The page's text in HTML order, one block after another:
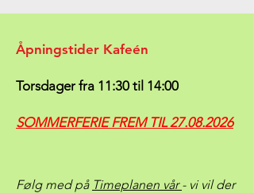
Åpningstider Kafeén
Torsdager fra 11:30 til 14:00
SOMMERFERIE FREM TIL27.08.2026
Følg med på Timeplanen vår- vi vil der